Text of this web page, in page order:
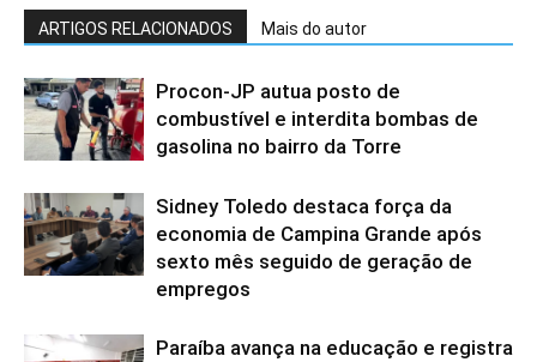
ARTIGOS RELACIONADOS Mais do autor
Procon-JP autua posto de
combustível e interdita bombas de
gasolina no bairro da Torre
Sidney Toledo destaca força da
economia de Campina Grande após
sexto mês seguido de geração de
empregos
Paraíba avança na educação e registra